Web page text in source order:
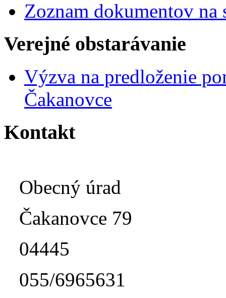
Zoznam dokumentov
Verejné obstarávanie
Výzva na predloženie
Čakanovce
Kontakt
Obecný úrad
Čakanovce 79
04445
055/6965631